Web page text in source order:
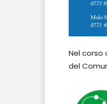
Nel corso
del